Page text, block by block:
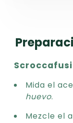
Scroccafusi
Mida el
huevo.
Mezcle el